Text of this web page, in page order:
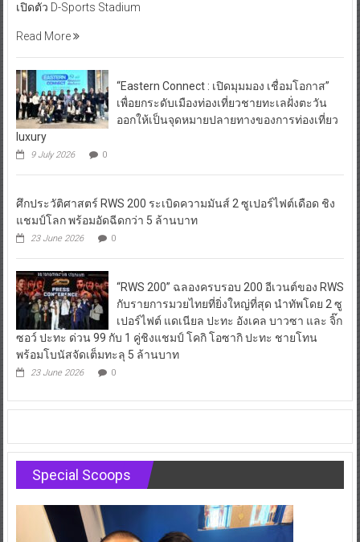
เปิดตัว D-Sports Stadium
Read More
“Eastern Connect : เปิดมุมมอง เชื่อมโอกาส”
เพื่อยกระดับเมืองท่องเที่ยวชายทะเลฝั่งตะวัน
ออกให้เป็นจุดหมายปลายทางของการท่องเที่ยว
luxury
9 July 2026 0
ศึกประวัติศาสตร์ RWS 200 ระเบิดความมันส์ 2 ซูเปอร์ไฟต์เดือด ชิง
แชมป์โลก พร้อมอัดฉีดกว่า 5 ล้านบาท
23 June 2026 0
“RWS 200” ฉลองครบรอบ 200 อีเวนต์ของ RWS
กับรายการมวยไทยที่ยิ่งใหญ่ที่สุด นำทัพโดย 2 ซู
เปอร์ไฟต์ แดเนียล ปะทะ อังเคล บาวซา และ จิ๊ก
ซอว์ ปะทะ ด่วน 99 กับ 1 คู่ชิงแชมป์ โคกิ โอซากิ ปะทะ ชายโทน
พร้อมโบนัสจัดเต็มทะลุ 5 ล้านบาท
23 June 2026 0
Special Scoops